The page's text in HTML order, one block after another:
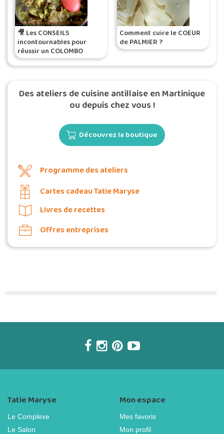
🎥 Les CONSEILS
incontournables pour
réussir un COLOMBO
Comment cuire le COEUR
de PALMIER ?
Des ateliers de cuisine antillaise en Martinique
ou depuis chez vous !
Découvrez la boutique
Programme des ateliers
Cartes cadeau Tatie Maryse
Livres de recettes
Offres entreprises
Tatie Maryse
Le Complexe
Le Salon
Mon espace
Mes favoris
Mon profil